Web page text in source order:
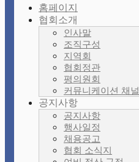
홈페이지
협회소개
인사말
조직구성
지역회
협회정관
평의원회
커뮤니케이션 채널
공지사항
공지사항
행사일정
채용공고
협회 소식지